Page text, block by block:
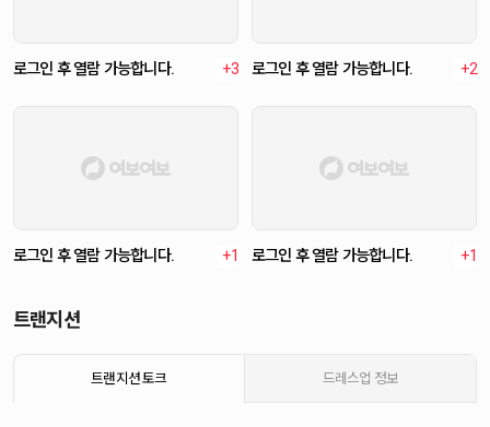
로그인 후 열람 가능합니다. +3 로그인 후 열람 가능합니다. +2
로그인 후 열람 가능합니다. +1 로그인 후 열람 가능합니다. +1
트랜지션
트랜지션 토크 드레스업 정보